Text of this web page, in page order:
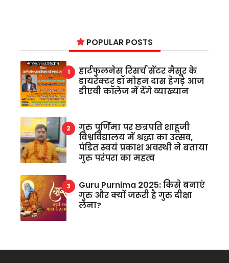
POPULAR POSTS
हार्टफुलनेस रिसर्च सेंटर मैसूर के
डायरेक्टर डॉ मोहन दास हेगड़े आज
डीएवी कॉलेज में देंगे व्याख्यान
गुरु पूर्णिमा पर छत्रपति शाहूजी
विश्वविद्यालय में श्रद्धा का उत्सव,
पंडित स्वयं प्रकाश अवस्थी ने बताया
गुरु परंपरा का महत्व
Guru Purnima 2025: किसे बनाएं
गुरु और क्यों जरूरी है गुरु दीक्षा
लेना?